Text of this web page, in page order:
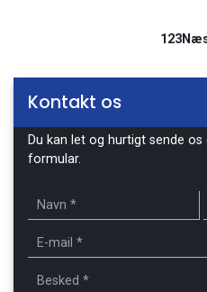
Side
1Side
2Side
3
Kontakt os
Du kan let og hurtigt sende
formular.